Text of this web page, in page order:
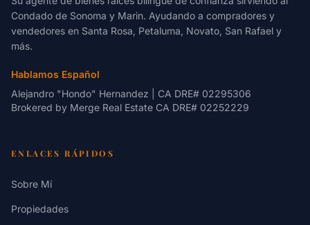
Condado de Sonoma y Marin. Ayudando a compradores y
vendedores en Santa Rosa, Petaluma, Novato, San Rafael y
más.
Hablamos Español
Alejandro "Hondo" Hernandez | CA DRE# 02295306
Brokered by Merge Real Estate CA DRE# 02252229
ENLACES RÁPIDOS
Sobre Mí
Propiedades